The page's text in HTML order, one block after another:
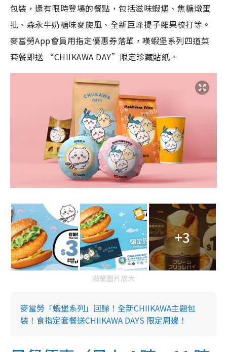
包裝，還有限時登場的餐點，包括滋味蝦堡、焦糖燉蛋
批、森永牛奶糖味麥旋風、全新巨峰提子雜果梳打等。
麥當勞App會員用指定優惠券落單，嘆蝦堡系列四道菜
套餐即送 “CHIIKAWA DAY”限定珍藏貼紙。
+3
點擊圖片放大
麥當勞「蝦堡系列」回歸！全新CHIIKAWA主題包
裝！食指定套餐送CHIIKAWA DAYS 限定周邊！